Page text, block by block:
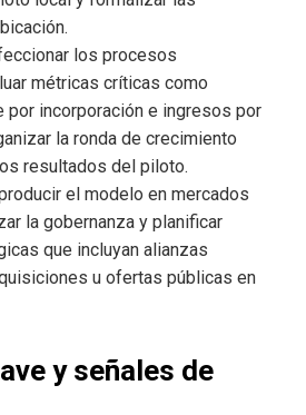
los procesos
métricas críticas como
por incorporación e ingresos por
la ronda de crecimiento
resultados del piloto.
el modelo en mercados
la gobernanza y planificar
que incluyan alianzas
u ofertas públicas en
y señales de